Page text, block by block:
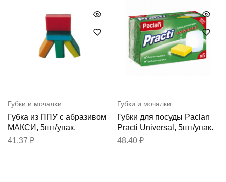
Губки и мочалки
Губка из ППУ с абразивом
МАКСИ, 5шт/упак.
41.37 ₽
Губки и мочалки
Губки для посуды Paclan
Practi Universal, 5шт/упак.
48.40 ₽